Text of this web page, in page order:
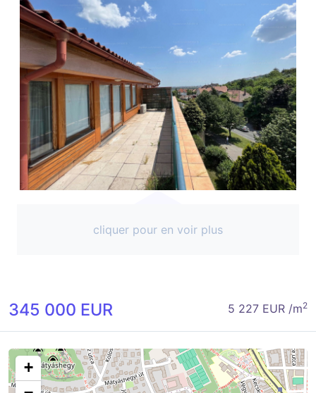
cliquer pour en voir plus
345 000 EUR 5 227 EUR /m2
+